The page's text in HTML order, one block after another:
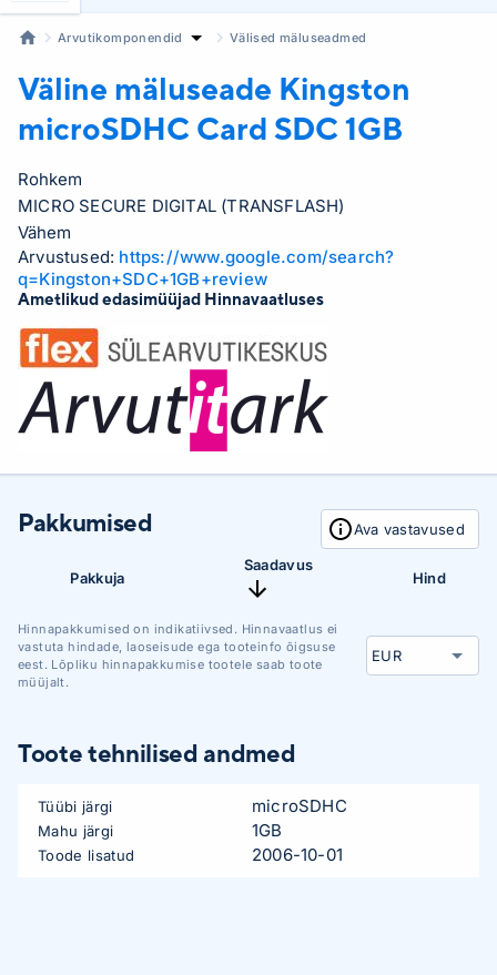
Arvutikomponendid Välised mäluseadmed
Väline mäluseade Kingston
microSDHC Card SDC 1GB
Rohkem
MICRO SECURE DIGITAL (TRANSFLASH)
Vähem
Arvustused: https://www.google.com/search?
q=Kingston+SDC+1GB+review
Ametlikud edasimüüjad Hinnavaatluses
Pakkumised Ava vastavused
Pakkuja
Saadavus
Hind
Hinnapakkumised on indikatiivsed. Hinnavaatlus ei
vastuta hindade, laoseisude ega tooteinfo õigsuse
eest. Lõpliku hinnapakkumise tootele saab toote
müüjalt.
Toote tehnilised andmed
Tüübi järgi microSDHC
Mahu järgi 1GB
Toode lisatud 2006-10-01